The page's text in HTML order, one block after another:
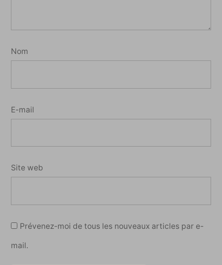
Nom
E-mail
Site web
Prévenez-moi de tous les nouveaux articles par e-
mail.